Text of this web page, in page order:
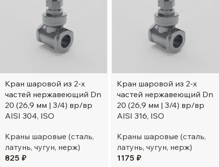
Кран шаровой из 2-х
частей нержавеющий Dn
20 (26,9 мм | 3/4) вр/вр
AISI 304, ISO
Краны шаровые (сталь,
латунь, чугун, нерж)
825 ₽
Кран шаровой из 2-х
частей нержавеющий Dn
20 (26,9 мм | 3/4) вр/вр
AISI 316, ISO
Краны шаровые (сталь,
латунь, чугун, нерж)
1175 ₽